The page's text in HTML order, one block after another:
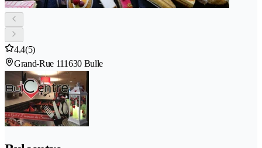
4.4(5)
Grand-Rue 111630 Bulle